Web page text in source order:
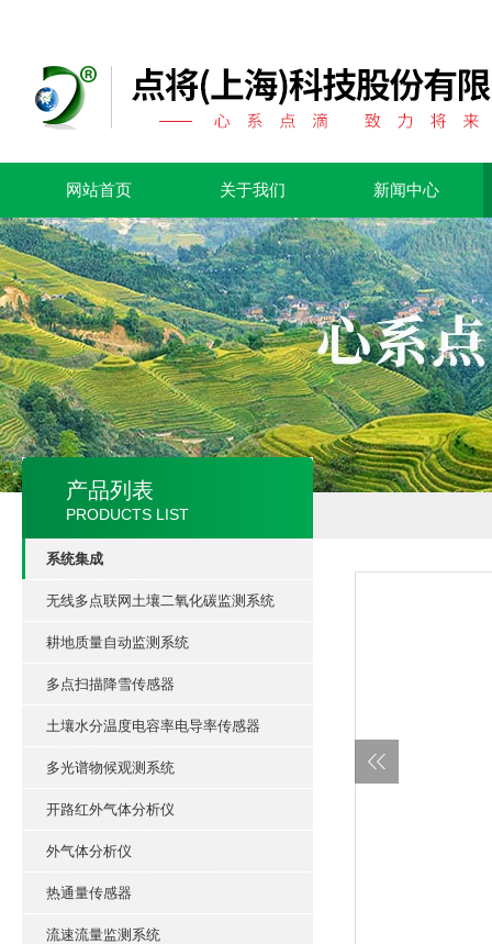
网站首页 关于我们 新闻中心
产品列表
PRODUCTS LIST
系统集成
无线多点联网土壤二氧化碳监测系统
耕地质量自动监测系统
多点扫描降雪传感器
土壤水分温度电容率电导率传感器
多光谱物候观测系统
开路红外气体分析仪
外气体分析仪
热通量传感器
流速流量监测系统